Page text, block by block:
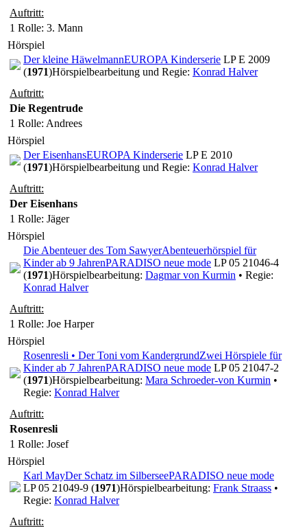
Auftritt:
1 Rolle: 3. Mann
Hörspiel
Der kleine HäwelmannEUROPA Kinderserie LP E 2009
(1971)Hörspielbearbeitung und Regie: Konrad Halver
Auftritt:
Die Regentrude
1 Rolle: Andrees
Hörspiel
Der EisenhansEUROPA Kinderserie LP E 2010
(1971)Hörspielbearbeitung und Regie: Konrad Halver
Auftritt:
Der Eisenhans
1 Rolle: Jäger
Hörspiel
Die Abenteuer des Tom SawyerAbenteuerhörspiel für
Kinder ab 9 JahrenPARADISO neue mode LP 05 21046-4
(1971)Hörspielbearbeitung: Dagmar von Kurmin • Regie:
Konrad Halver
Auftritt:
1 Rolle: Joe Harper
Hörspiel
Rosenresli • Der Toni vom KandergrundZwei Hörspiele für
Kinder ab 7 JahrenPARADISO neue mode LP 05 21047-2
(1971)Hörspielbearbeitung: Mara Schroeder-von Kurmin •
Regie: Konrad Halver
Auftritt:
Rosenresli
1 Rolle: Josef
Hörspiel
Karl MayDer Schatz im SilberseePARADISO neue mode
LP 05 21049-9 (1971)Hörspielbearbeitung: Frank Straass •
Regie: Konrad Halver
Auftritt: